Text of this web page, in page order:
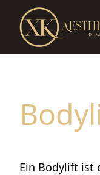
Ein Bodylift ist